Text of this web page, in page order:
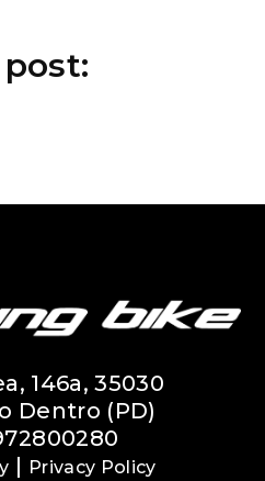
146a, 35030
Dentro (PD)
| Privacy Policy